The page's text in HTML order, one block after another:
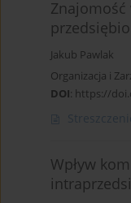
Jakub Pawlak
Organizacja i
DOI: https://
Wpływ